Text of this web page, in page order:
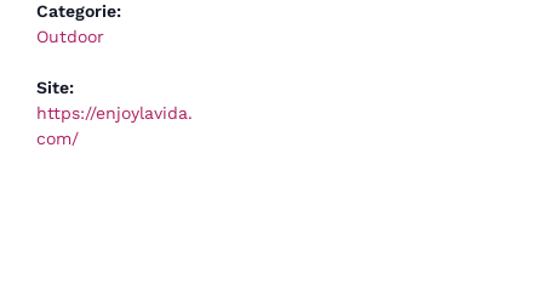
Categorie:
Outdoor
Site:
https://enjoylavida.
com/